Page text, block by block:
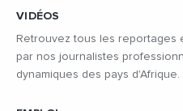
VIDÉOS
Retrouvez tous les reportages
par nos journalistes
dynamiques des pays d'Afrique.